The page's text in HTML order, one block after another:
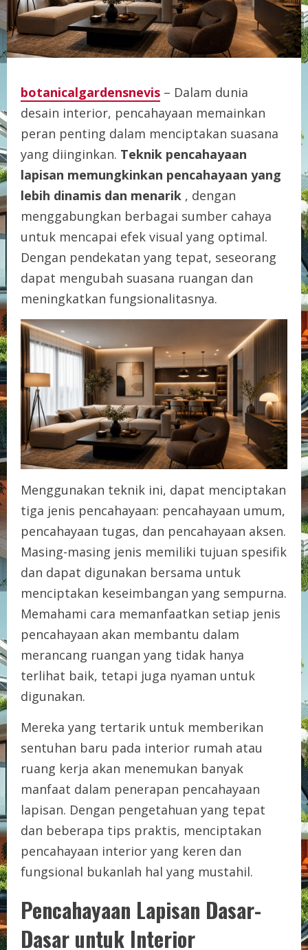
botanicalgardensnevis – Dalam dunia
desain interior, pencahayaan memainkan
peran penting dalam menciptakan suasana
yang diinginkan. Teknik pencahayaan
lapisan memungkinkan pencahayaan yang
lebih dinamis dan menarik , dengan
menggabungkan berbagai sumber cahaya
untuk mencapai efek visual yang optimal.
Dengan pendekatan yang tepat, seseorang
dapat mengubah suasana ruangan dan
meningkatkan fungsionalitasnya.
Menggunakan teknik ini, dapat menciptakan
tiga jenis pencahayaan: pencahayaan umum,
pencahayaan tugas, dan pencahayaan aksen.
Masing-masing jenis memiliki tujuan spesifik
dan dapat digunakan bersama untuk
menciptakan keseimbangan yang sempurna.
Memahami cara memanfaatkan setiap jenis
pencahayaan akan membantu dalam
merancang ruangan yang tidak hanya
terlihat baik, tetapi juga nyaman untuk
digunakan.
Mereka yang tertarik untuk memberikan
sentuhan baru pada interior rumah atau
ruang kerja akan menemukan banyak
manfaat dalam penerapan pencahayaan
lapisan. Dengan pengetahuan yang tepat
dan beberapa tips praktis, menciptakan
pencahayaan interior yang keren dan
fungsional bukanlah hal yang mustahil.
Pencahayaan Lapisan Dasar-
Dasar untuk Interior